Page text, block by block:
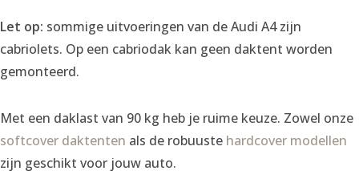
Let op: sommige uitvoeringen van de Audi A4 zijn
cabriolets. Op een cabriodak kan geen daktent worden
gemonteerd.
Met een daklast van 90 kg heb je ruime keuze. Zowel onze
softcover daktenten als de robuuste hardcover modellen
zijn geschikt voor jouw auto.